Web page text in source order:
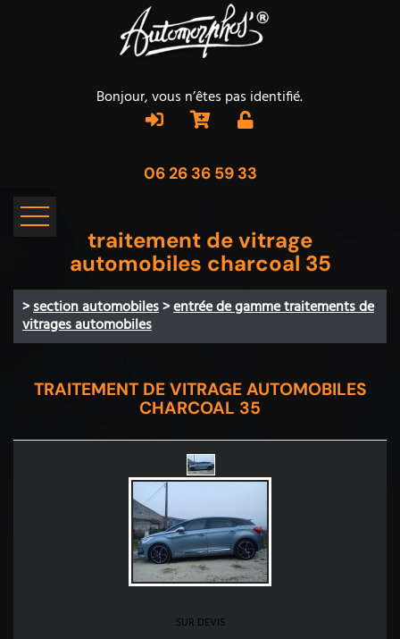
Bonjour, vous n’êtes pas identifié.
06 26 36 59 33
traitement de vitrage
automobiles charcoal 35
>section automobiles>entrée de gamme traitements de
vitrages automobiles
TRAITEMENT DE VITRAGE AUTOMOBILES
CHARCOAL 35
SUR DEVIS